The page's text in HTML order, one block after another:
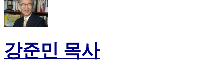
스
구
입
클
럽
강준민 목사